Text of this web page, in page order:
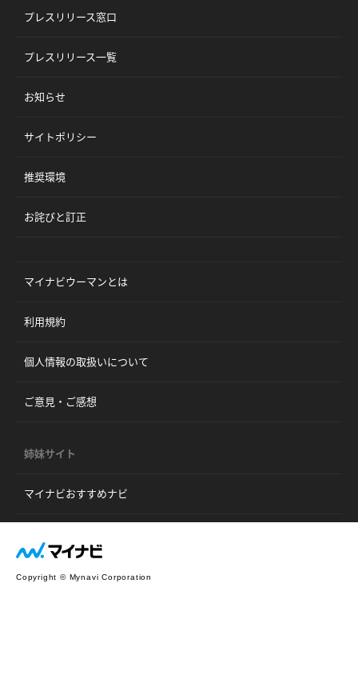
プレスリリース窓口
プレスリリース一覧
お知らせ
サイトポリシー
推奨環境
お詫びと訂正
マイナビウーマンとは
利用規約
個人情報の取扱いについて
ご意見・ご感想
姉妹サイト
マイナビおすすめナビ
Copyright © Mynavi Corporation